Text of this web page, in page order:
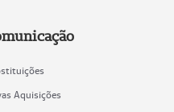
Aquisições